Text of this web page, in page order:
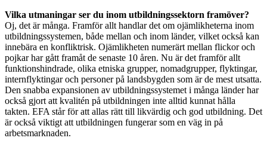
Vilka utmaningar ser du inom utbildningssektorn framöver?
Oj, det är många. Framför allt handlar det om ojämlikheterna inom
utbildningssystemen, både mellan och inom länder, vilket också kan
innebära en konfliktrisk. Ojämlikheten numerärt mellan flickor och
pojkar har gått framåt de senaste 10 åren. Nu är det framför allt
funktionshindrade, olika etniska grupper, nomadgrupper, flyktingar,
internflyktingar och personer på landsbygden som är de mest utsatta.
Den snabba expansionen av utbildningssystemet i många länder har
också gjort att kvalitén på utbildningen inte alltid kunnat hålla
takten. EFA står för att allas rätt till likvärdig och god utbildning. Det
är också viktigt att utbildningen fungerar som en väg in på
arbetsmarknaden.